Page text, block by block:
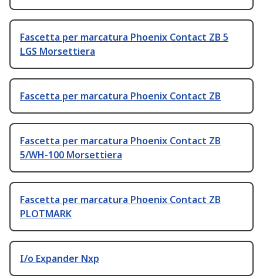
Fascetta per marcatura Phoenix Contact ZB 5
LGS Morsettiera
Fascetta per marcatura Phoenix Contact ZB
Fascetta per marcatura Phoenix Contact ZB
5/WH-100 Morsettiera
Fascetta per marcatura Phoenix Contact ZB
PLOTMARK
I/o Expander Nxp